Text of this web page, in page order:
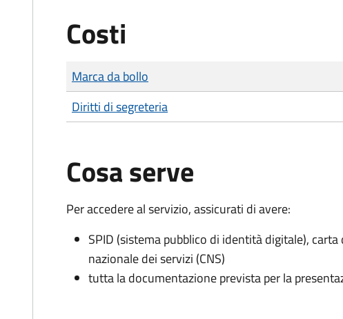
Costi
Tipo di pagamento
Importo
Marca da bollo
Diritti di segreteria
Cosa serve
Per accedere al servizio, assicurati di avere:
SPID (sistema pubblico di identità digitale),
nazionale dei servizi (CNS)
tutta la documentazione prevista per la